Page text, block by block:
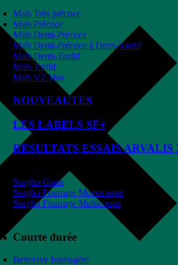
Maïs Très précoce
Maïs Précoce
Maïs Demi-Précoce
Maïs Demi-Précoce à Demi-Tardif
Maïs Demi-Tardif
Maïs Tardif
Maïs V2 Max
NOUVEAUTES
LES LABELS SF+
RESULTATS ESSAIS ARVALIS
Sorgho Grain
Sorgho Fourrage Monocoupe
Sorgho Fourrage Multicoupe
Courte durée
Betterave fourragère